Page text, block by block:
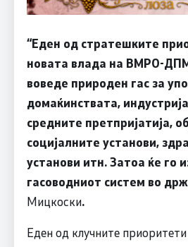
“Еден од стратешките
новата влада на ВМРО-
воведе природен гас за
домаќинствата,
средните претпријатија,
социјалните установи,
установи итн. Затоа ќе го
гасоводниот систем во
Мицкоски.
Еден од клучните